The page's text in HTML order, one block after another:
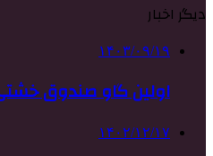
دیگر اخبار
۱۴۰۳/۰۹/۱۹
اولین گاو صندوق
۱۴۰۲/۱۲/۱۷